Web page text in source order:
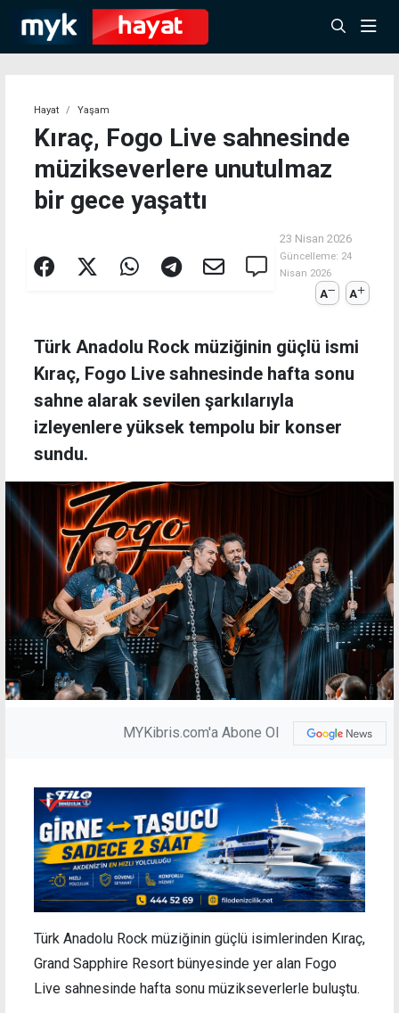
Hayat Yaşam
Kıraç, Fogo Live sahnesinde
müzikseverlere unutulmaz
bir gece yaşattı
23 Nisan 2026
Güncelleme: 24
Nisan 2026
A A
Türk Anadolu Rock müziğinin güçlü ismi
Kıraç, Fogo Live sahnesinde hafta sonu
sahne alarak sevilen şarkılarıyla
izleyenlere yüksek tempolu bir konser
sundu.
MYKibris.com'a Abone Ol
Türk Anadolu Rock müziğinin güçlü isimlerinden Kıraç,
Grand Sapphire Resort bünyesinde yer alan Fogo
Live sahnesinde hafta sonu müzikseverlerle buluştu.